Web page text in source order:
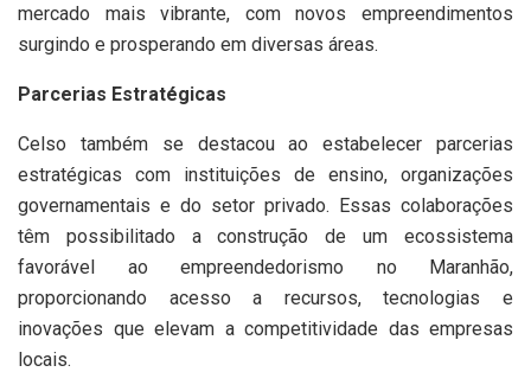
mercado mais vibrante, com novos empreendimentos
surgindo e prosperando em diversas áreas.
Parcerias Estratégicas
Celso também se destacou ao estabelecer parcerias
estratégicas com instituições de ensino, organizações
governamentais e do setor privado. Essas colaborações
têm possibilitado a construção de um ecossistema
favorável ao empreendedorismo no Maranhão,
proporcionando acesso a recursos, tecnologias e
inovações que elevam a competitividade das empresas
locais.